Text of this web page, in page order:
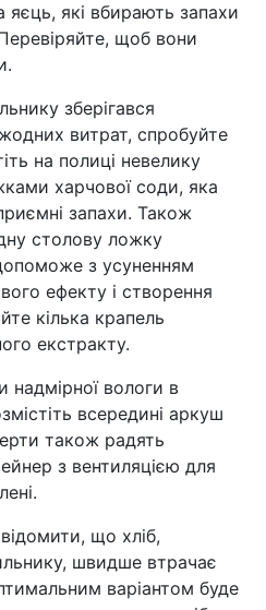
яєць, які вбирають запахи
щоб вони
зберігався
витрат, спробуйте
на полиці невелику
харчової соди, яка
запахи. Також
столову ложку
з усуненням
ефекту і створення
кілька крапель
екстракту.
вологи в
всередині аркуш
також радять
з вентиляцією для
що хліб,
швидше втрачає
варіантом буде